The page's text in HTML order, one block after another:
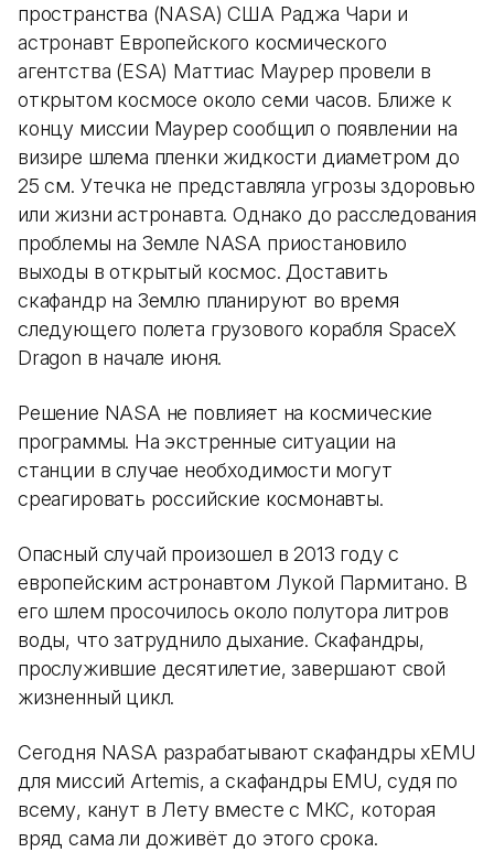
пространства (NASA) США Раджа Чари и
астронавт Европейского космического
агентства (ESA) Маттиас Маурер провели в
открытом космосе около семи часов. Ближе к
концу миссии Маурер сообщил о появлении на
визире шлема пленки жидкости диаметром до
25 см. Утечка не представляла угрозы здоровью
или жизни астронавта. Однако до расследования
проблемы на Земле NASA приостановило
выходы в открытый космос. Доставить
скафандр на Землю планируют во время
следующего полета грузового корабля SpaceX
Dragon в начале июня.
Решение NASA не повлияет на космические
программы. На экстренные ситуации на
станции в случае необходимости могут
среагировать российские космонавты.
Опасный случай произошел в 2013 году с
европейским астронавтом Лукой Пармитано. В
его шлем просочилось около полутора литров
воды, что затруднило дыхание. Скафандры,
прослужившие десятилетие, завершают свой
жизненный цикл.
Сегодня NASA разрабатывают скафандры xEMU
для миссий Artemis, а скафандры EMU, судя по
всему, канут в Лету вместе с МКС, которая
вряд сама ли доживёт до этого срока.